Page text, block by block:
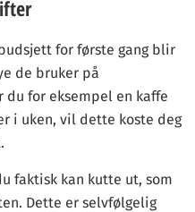
for første gang blir
de bruker på
du for eksempel en kaffe
i uken, vil dette koste deg
faktisk kan kutte ut, som
Dette er selvfølgelig